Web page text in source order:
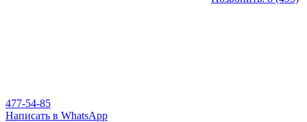
477-54-85
Написать в WhatsApp